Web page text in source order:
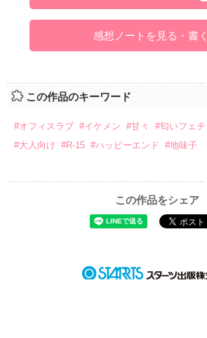
感想ノートを見る・書く
この作品のキーワード
#オフィスラブ #イケメン #甘々 #匂いフェチ
#大人向け #R-15 #ハッピーエンド #地味子
この作品をシェア